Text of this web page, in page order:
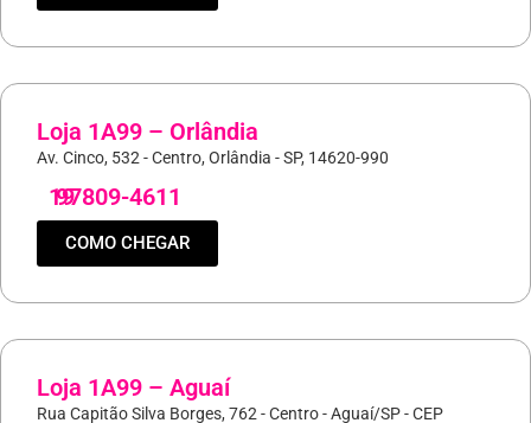
Loja 1A99 – Orlândia
Av. Cinco, 532 - Centro, Orlândia - SP, 14620-990
19
97809-4611
COMO CHEGAR
Loja 1A99 – Aguaí
Rua Capitão Silva Borges, 762 - Centro - Aguaí/SP - CEP